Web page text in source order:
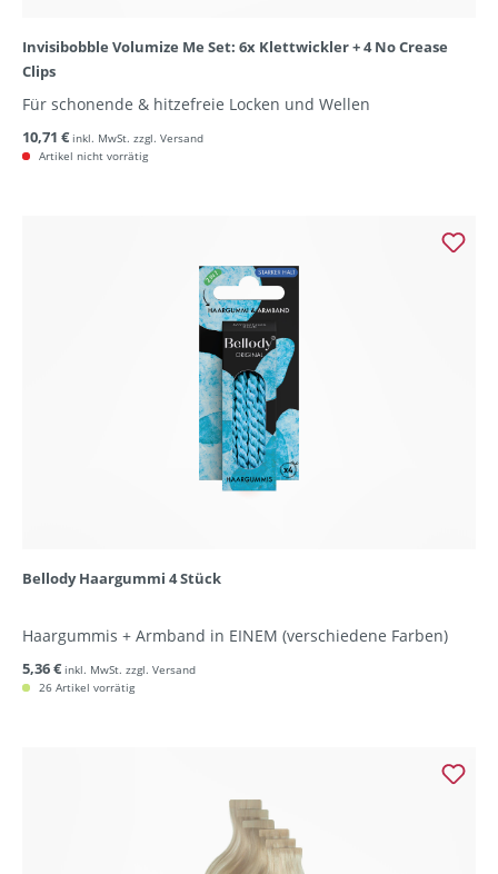
Invisibobble Volumize Me Set: 6x Klettwickler + 4 No Crease
Clips
Für schonende & hitzefreie Locken und Wellen
10,71 € inkl. MwSt. zzgl. Versand
Artikel nicht vorrätig
Bellody Haargummi 4 Stück
Haargummis + Armband in EINEM (verschiedene Farben)
5,36 € inkl. MwSt. zzgl. Versand
26 Artikel vorrätig